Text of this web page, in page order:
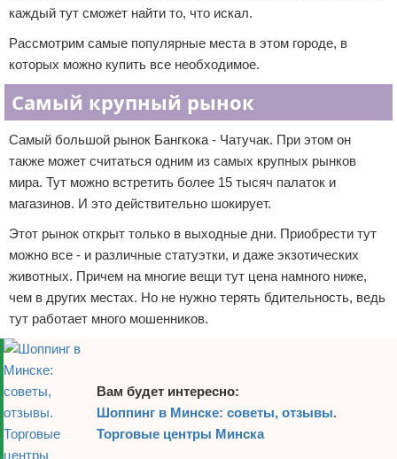
каждый тут сможет найти то, что искал.
Рассмотрим самые популярные места в этом городе, в
которых можно купить все необходимое.
Самый крупный рынок
Самый большой рынок Бангкока - Чатучак. При этом он
также может считаться одним из самых крупных рынков
мира. Тут можно встретить более 15 тысяч палаток и
магазинов. И это действительно шокирует.
Этот рынок открыт только в выходные дни. Приобрести тут
можно все - и различные статуэтки, и даже экзотических
животных. Причем на многие вещи тут цена намного ниже,
чем в других местах. Но не нужно терять бдительность, ведь
тут работает много мошенников.
Вам будет интересно:
Шоппинг в Минске: советы, отзывы.
Торговые центры Минска